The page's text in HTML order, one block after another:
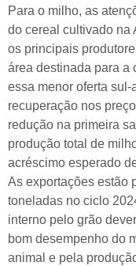
Para o milho, as
do cereal cultivado na
os principais
área destinada para a
essa menor oferta
recuperação nos
redução na primeira
produção total de
acréscimo esperado
As exportações estão
toneladas no ciclo
interno pelo grão
bom desempenho do
animal e pela